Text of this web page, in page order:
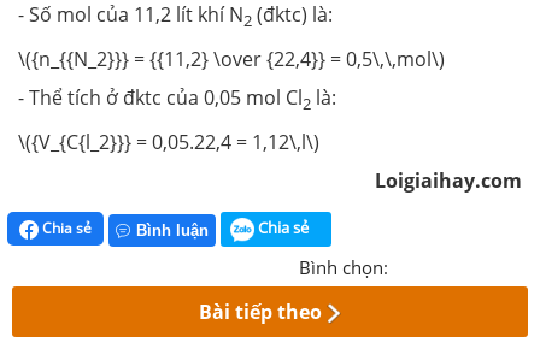
- Số mol của 11,2 lít khí N2 (đktc) là:
\({n_{{N_2}}} = {{11,2} \over {22,4}} = 0,5\,\,mol\)
- Thể tích ở đktc của 0,05 mol Cl2 là:
\({V_{C{l_2}}} = 0,05.22,4 = 1,12\,l\)
Loigiaihay.com
Chia sẻ Bình luận Chia sẻ
Bình chọn:
Bài tiếp theo